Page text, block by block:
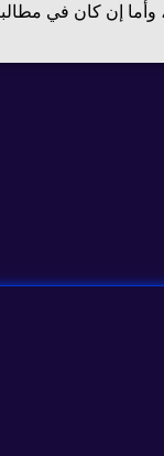
إن كان في